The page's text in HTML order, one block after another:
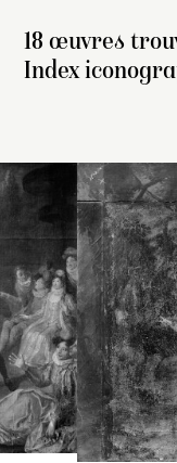
18 œuvres
Index